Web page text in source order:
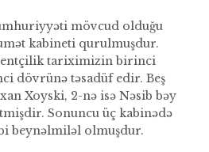
mövcud olduğu
kabineti qurulmuşdur.
tari­ximizin birinci
dövrünə təsadüf edir. Beş
Xoys­ki, 2-nə isə Nəsib bəy
Sonuncu üç kabinədə
beynəlmiləl olmuşdur.